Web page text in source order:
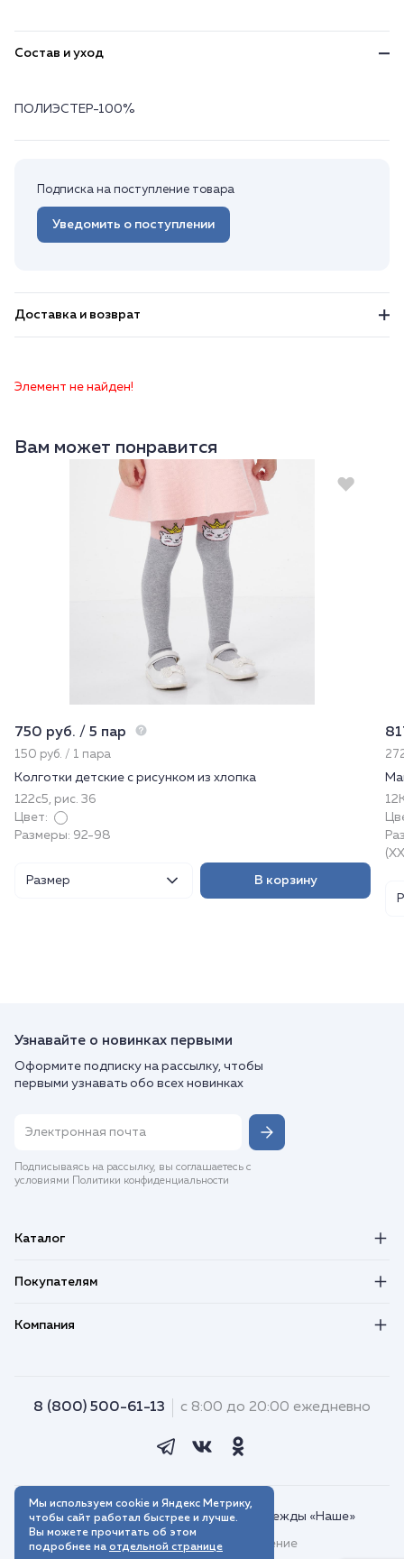
Состав и уход
ПОЛИЭСТЕР-100%
Подписка на поступление товара
Уведомить о поступлении
Доставка и возврат
Элемент не найден!
Вам может понравится
750 руб. / 5 пар
150 руб. / 1 пара
Колготки детские с рисунком из хлопка
122с5, рис. 36
Цвет:
Размеры: 92-98
Размер В корзину
Узнавайте о новинках первыми
Оформите подписку на рассылку, чтобы
первыми узнавать обо всех новинках
Подписываясь на рассылку, вы соглашаетесь с
условиями Политики конфиденциальности
Каталог
Покупателям
Компания
8 (800) 500-61-13 с 8:00 до 20:00 ежедневно
© 2018–2026. Интернет-магазин одежды «Наше»
Пользовательское соглашение
Мы используем cookie и Яндекс Метрику,
чтобы сайт работал быстрее и лучше.
Вы можете прочитать об этом
подробнее на отдельной странице